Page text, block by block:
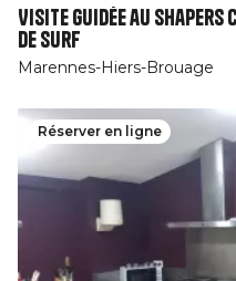
Visite guidée au
de surf
Marennes-Hiers-Brouage
Réserver en ligne